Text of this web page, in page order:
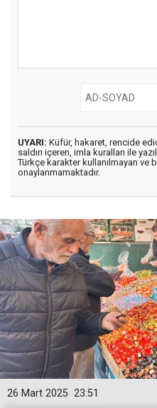
UYARI: Küfür, hakaret, rencide
saldırı içeren, imla kuralları ile
Türkçe karakter kullanılmayan ve
onaylanmamaktadır.
23:51
26 Mart 2025